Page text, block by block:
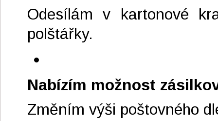
Odesílám v kartonové
polštářky.
Nabízím možnost
Změním výši poštovného